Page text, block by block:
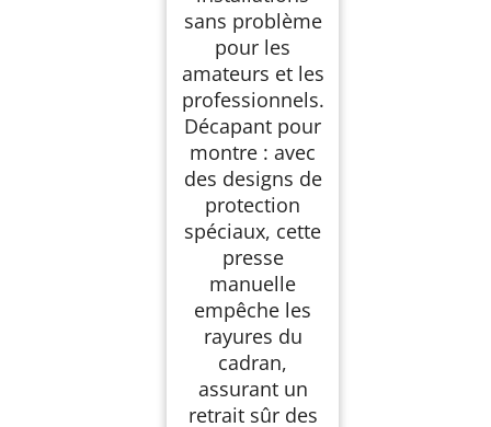
sans problème
pour les
amateurs et les
professionnels.
Décapant pour
montre : avec
des designs de
protection
spéciaux, cette
presse
manuelle
empêche les
rayures du
cadran,
assurant un
retrait sûr des